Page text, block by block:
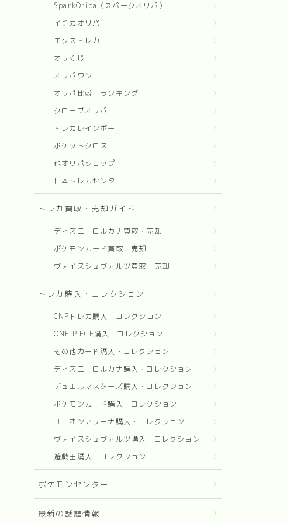
SparkOripa（スパークオリパ）
イチカオリパ
エクストレカ
オリくじ
オリパワン
オリパ比較・ランキング
クローブオリパ
トレカレインボー
ポケットクロス
他オリパショップ
日本トレカセンター
トレカ買取・売却ガイド
ディズニーロルカナ買取・売却
ポケモンカード買取・売却
ヴァイスシュヴァルツ買取・売却
トレカ購入・コレクション
CNPトレカ購入・コレクション
ONE PIECE購入・コレクション
その他カード購入・コレクション
ディズニーロルカナ購入・コレクション
デュエルマスターズ購入・コレクション
ポケモンカード購入・コレクション
ユニオンアリーナ購入・コレクション
ヴァイスシュヴァルツ購入・コレクション
遊戯王購入・コレクション
ポケモンセンター
最新の話題情報